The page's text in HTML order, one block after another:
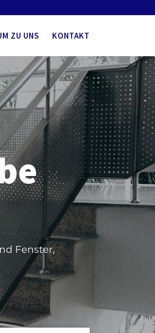
ZU UNS KONTAKT
Fenster,